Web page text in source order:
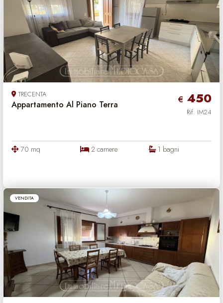
TRECENTA
Appartamento Al Piano Terra € 450
Rif. IM24
70 mq 2 camere 1 bagni
VENDITA